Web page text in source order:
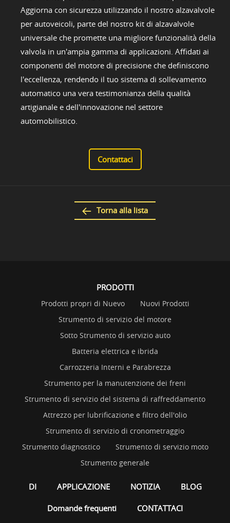
Aggiorna con sicurezza utilizzando il nostro alzavalvole
per autoveicoli, parte del nostro kit di alzavalvole
universale che promette una migliore funzionalità della
valvola in un'ampia gamma di applicazioni. Affidati ai
componenti del motore di precisione che definiscono
l'eccellenza, rendendo il tuo sistema di sollevamento
automatico una vera testimonianza della qualità
artigianale e dell'innovazione nel settore
automobilistico.
Contattaci
Torna alla lista
PRODOTTI
Prodotti propri di Nuevo
Nuovi Prodotti
Strumento di servizio del motore
Sotto Strumento di servizio auto
Batteria elettrica e ibrida
Carrozzeria Interni e Parabrezza
Strumento per la manutenzione dei freni
Strumento di servizio del sistema di raffreddamento
Attrezzo per lubrificazione e filtro dell'olio
Strumento di servizio di cronometraggio
Strumento diagnostico
Strumento di servizio moto
Strumento generale
DI APPLICAZIONE NOTIZIA BLOG
Domande frequenti CONTATTACI